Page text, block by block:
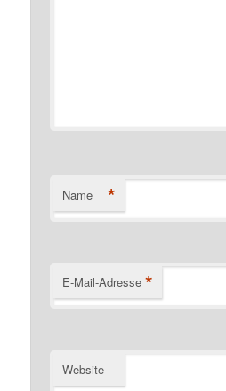
Name *
E-Mail-Adresse *
Website